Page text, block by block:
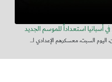
استعداداً للموسم الجديد
السبت، معسكرهم الإعدادي ا...